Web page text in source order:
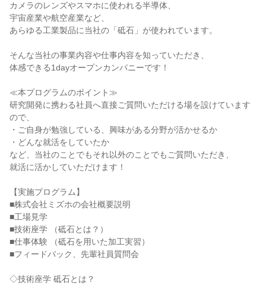
カメラのレンズやスマホに使われる半導体、
宇宙産業や航空産業など、
あらゆる工業製品に当社の「砥石」が使われています。
そんな当社の事業内容や仕事内容を知っていただき、
体感できる1dayオープンカンパニーです！
≪本プログラムのポイント≫
研究開発に携わる社員へ直接ご質問いただける場を設けています
ので、
・ご自身が勉強している、興味がある分野が活かせるか
・どんな就活をしていたか
など、当社のことでもそれ以外のことでもご質問いただき、
就活に活かしていただけます！
【実施プログラム】
■株式会社ミズホの会社概要説明
■工場見学
■技術座学 （砥石とは？）
■仕事体験 （砥石を用いた加工実習）
■フィードバック、先輩社員質問会
◇技術座学 砥石とは？